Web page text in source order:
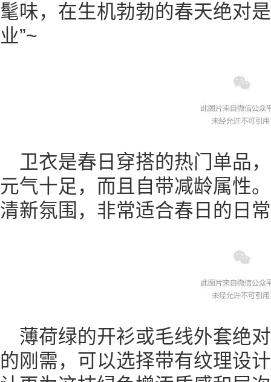
髦味，在生机勃勃的春天绝对
业”~
卫衣是春日穿搭的热门单品
元气十足，而且自带减龄属性
清新氛围，非常适合春日的日
薄荷绿的开衫或毛线外套绝
的刚需，可以选择带有纹理设